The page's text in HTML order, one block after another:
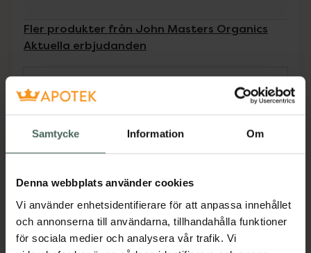
Samtycke Information Om
Denna webbplats använder cookies
Vi använder enhetsidentifierare för att anpassa innehållet
och annonserna till användarna, tillhandahålla funktioner
för sociala medier och analysera vår trafik. Vi
Fler produkter från John Masters Organics
Aktuella erbjudanden
Beskrivning Dölj
Vår silkeslena, rika hårinpackning har
utvecklats med flera fördelar i åtanke: Hjälper
toppar och rengöra hårbotten. Idealisk för
normalt hår. Det enklaste sättet att
underhålla glänsande, naturligt hår och en
frisk hårbotten. Tar mindre än fem minuter.
Jämförpris 3,30 kr/ml